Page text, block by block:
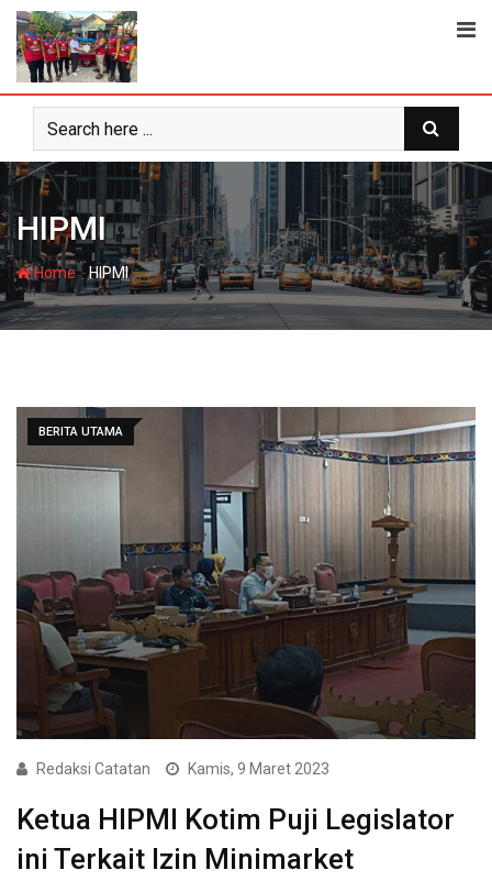
Skip
content
HIPMI
Home-HIPMI
BERITA UTAMA
Redaksi Catatan Kamis, 9 Maret 2023
Ketua HIPMI Kotim Puji Legislator
ini Terkait Izin Minimarket